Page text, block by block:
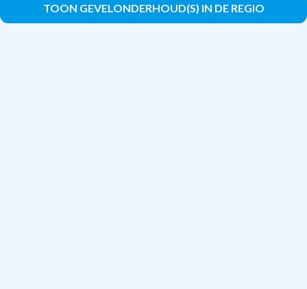
TOON GEVELONDERHOUD(S) IN DE REGIO